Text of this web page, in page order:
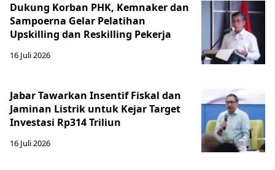
Dukung Korban PHK, Kemnaker dan
Sampoerna Gelar Pelatihan
Upskilling dan Reskilling Pekerja
16 Juli 2026
Jabar Tawarkan Insentif Fiskal dan
Jaminan Listrik untuk Kejar Target
Investasi Rp314 Triliun
16 Juli 2026